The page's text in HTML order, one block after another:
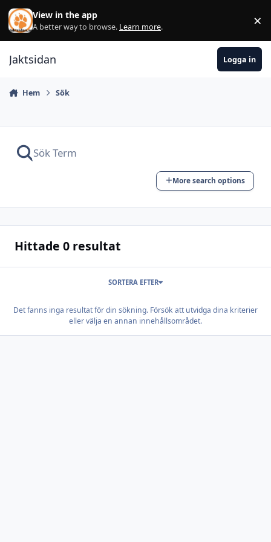
Hoppa till innehåll
View in the app
A better way to browse. Learn more. ×
Jaktsidan Logga in
Hem Sök
More search options
Hittade 0 resultat
SORTERA EFTER
Det fanns inga resultat för din sökning. Försök att utvidga dina kriterier
eller välja en annan innehållsområdet.